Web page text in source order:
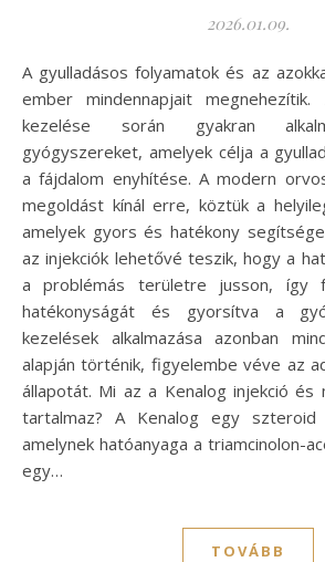
2026.01.09.
A gyulladásos folyamatok és az azokkal járó fájdalom sok
ember mindennapjait
kezelése során gyakran
gyógyszereket, amelyek célja a
a fájdalom enyhítése. A modern
megoldást kínál erre, köztük a
amelyek gyors és hatékony
az injekciók lehetővé teszik, hogy a
a problémás területre jusson, így
hatékonyságát és gyorsítva a
kezelések alkalmazása azonban
alapján történik, figyelembe véve az
állapotát. Mi az a Kenalog injekció és
tartalmaz? A Kenalog egy szteroid
amelynek hatóanyaga a triamcinolon-
egy…
TOVÁBB